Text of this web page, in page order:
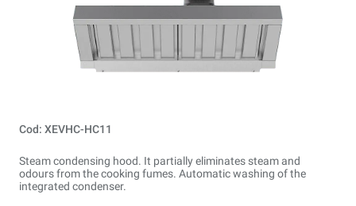
Cod: XEVHC-HC11
Steam condensing hood. It partially eliminates steam and
odours from the cooking fumes. Automatic washing of the
integrated condenser.